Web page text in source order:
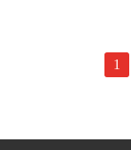
1